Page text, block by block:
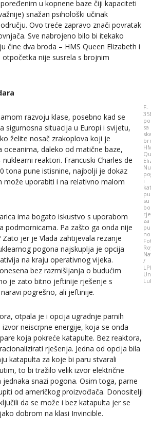
u kopnene baze čiji kapaciteti
snažan psihološki učinak
Ovo treće zapravo znači povratak
Sve nabrojeno bilo bi itekako
čine dva broda – HMS Queen Elizabeth i
otpočetka nije susrela s brojnim
F-
sa
i
su
za
/
razvoju klase, posebno kad se
sigurnosna situacija u Europi i svijetu,
želite nosač zrakoplova koji je
oceanima, daleko od matične baze,
reaktori. Francuski Charles de
tona pune istisnine, najbolji je dokaz
može uporabiti i na relativno malom
ima bogato iskustvo s uporabom
podmornicama. Pa zašto ga onda nije
Zato jer je Vlada zahtijevala rezanje
pogona najskuplja je opcija
na kraju operativnog vijeka.
bez razmišljanja o budućim
je zato bitno jeftinije rješenje s
pogrešno, ali jeftinije.
otpala je i opcija ugradnje parnih
neiscrpne energije, koja se onda
koja pokreće katapulte. Bez reaktora,
rješenja. Jedna od opcija bila
katapulta za koje bi paru stvarali
to bi tražilo velik izvor električne
snazi pogona. Osim toga, parne
od američkog proizvođača. Donositelji
da se može i bez katapulta jer se
dobrom na klasi Invincible.